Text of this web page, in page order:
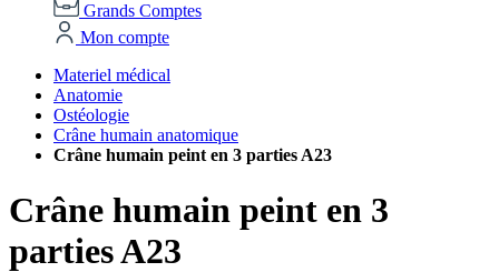
Grands Comptes
Mon compte
Materiel médical
Anatomie
Ostéologie
Crâne humain anatomique
Crâne humain peint en 3 parties A23
Crâne humain peint en 3
parties A23